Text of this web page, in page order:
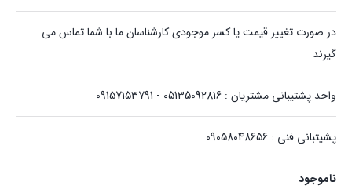
در صورت تغییر قیمت یا کسر موجودی کارشناسان ما با شما تماس می
گیرند
واحد پشتیبانی مشتریان : 05135092816 - 09157153791
پشیتبانی فنی : 09058048656
ناموجود